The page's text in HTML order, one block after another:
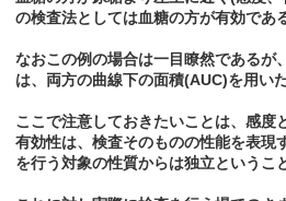
の検査法としては血糖の方が有効であ
なおこの例の場合は一目瞭然であるが
は、両方の曲線下の面積(AUC)を用い
ここで注意しておきたいことは、感度
有効性は、検査そのものの性能を表現
を行う対象の性質からは独立というこ